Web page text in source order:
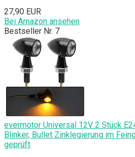
27,90 EUR
Bei Amazon ansehen
Bestseller Nr. 7
evermotor Universal 12V 2 Stück
Blinker, Bullet Zinklegierung im
geprüft